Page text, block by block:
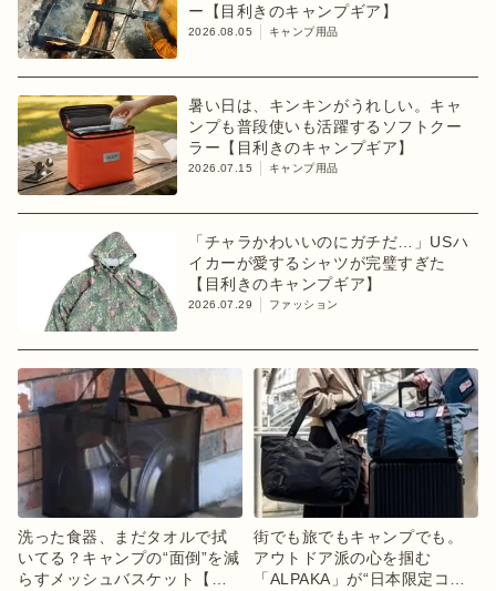
ー【目利きのキャンプギア】
2026.08.05 キャンプ用品
暑い日は、キンキンがうれしい。キャ
ンプも普段使いも活躍するソフトクー
ラー【目利きのキャンプギア】
2026.07.15 キャンプ用品
「チャラかわいいのにガチだ…」USハ
イカーが愛するシャツが完璧すぎた
【目利きのキャンプギア】
2026.07.29 ファッション
洗った食器、まだタオルで拭
いてる？キャンプの“面倒”を減
らすメッシュバスケット【目
街でも旅でもキャンプでも。
アウトドア派の心を掴む
「ALPAKA」が“日本限定コレ